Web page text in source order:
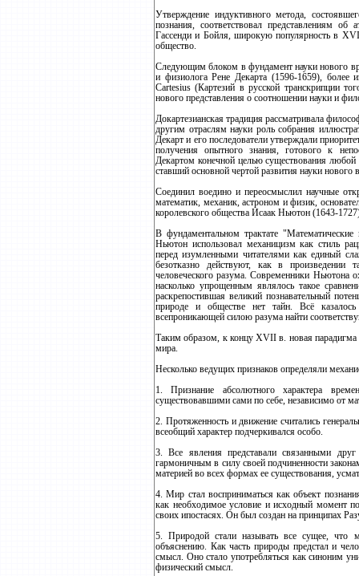
Утверждение индуктивного метода,
познания, соответствовал представлениям
Гассенди и Бойля, широкую популярность в
общество.
Следующим блоком в фундамент науки нового
и физиолога Рене Декарта (1596-1659), более
Cartesius (Картезий в русской транскрипции
нового представления о соотношении науки и
Докартезианская традиция рассматривала
другим отраслям науки роль собрания
Декарт и его последователи утверждали
получения опытного знания, готового к
Декартом конечной целью существования
ставший основной чертой развития науки нового
Соединил воедино и переосмыслил научные
математик, механик, астроном и физик,
королевского общества Исаак Ньютон (1643-
В фундаментальном трактате
Ньютон использовал механицизм как стиль
перед изумленными читателями как единый
безотказно действуют, как в произведении
человеческого разума. Современники Ньютона
насколько упрощенным являлось такое
раскрепостившая великий познавательный
природе и обществе нет тайн. Всё
всепроникающей силою разума найти
Таким образом, к концу ХVII в. новая
мира.
Несколько ведущих признаков определяли
1. Признание абсолютного характера
существовавшими сами по себе, независимо от
2. Протяженность и движение считались
всеобщий характер подчеркивался особо.
3. Все явления представали связанными
гармоничным в силу своей подчиненности
материей во всех формах ее существования,
4. Мир стал восприниматься как объект
как необходимое условие и исходный момент
своих ипостасях. Он был создан на принципах
5. Природой стали называть все сущее, что
объяснению. Как часть природы предстал и
смысл. Оно стало употребляться как синоним
физический смысл.